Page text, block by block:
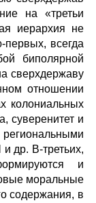
на «третьи
иерархия не
всегда
биполярной
сверхдержаву
отношении
колониальных
суверенитет и
др. В-третьих,
и
моральные
содержания, в